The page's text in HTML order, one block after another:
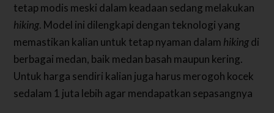
tetap modis meski dalam keadaan sedang melakukan
hiking. Model ini dilengkapi dengan teknologi yang
memastikan kalian untuk tetap nyaman dalam hikingdi
berbagai medan, baik medan basah maupun kering.
Untuk harga sendiri kalian juga harus merogoh kocek
sedalam 1 juta lebih agar mendapatkan sepasangnya